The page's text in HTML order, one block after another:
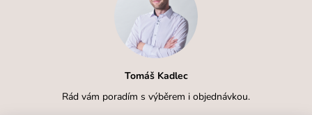
Tomáš Kadlec
Rád vám poradím s výběrem i objednávkou.